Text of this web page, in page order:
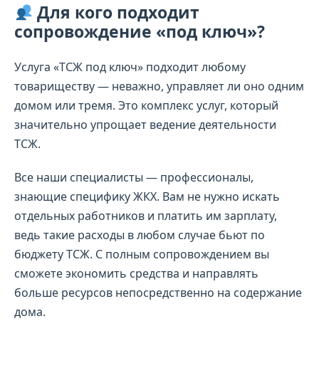
Для кого подходит
сопровождение «под ключ»?
Услуга «ТСЖ под ключ» подходит любому
товариществу — неважно, управляет ли оно одним
домом или тремя. Это комплекс услуг, который
значительно упрощает ведение деятельности
ТСЖ.
Все наши специалисты — профессионалы,
знающие специфику ЖКХ. Вам не нужно искать
отдельных работников и платить им зарплату,
ведь такие расходы в любом случае бьют по
бюджету ТСЖ. С полным сопровождением вы
сможете экономить средства и направлять
больше ресурсов непосредственно на содержание
дома.